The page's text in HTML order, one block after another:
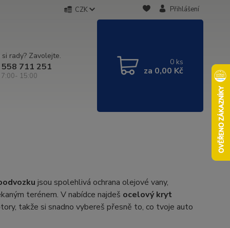
CZK Přihlášení
rady? Zavolejte.
711 251
7:00- 15:00
0 ks
za 0,00 Kč
jsou spolehlivá ochrana olejové vany,
terénem. V nabídce najdeš ocelový kryt
takže si snadno vybereš přesně to, co tvoje auto